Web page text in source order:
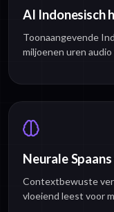
AI Indonesisch
Toonaangevende
miljoenen uren
Neurale
Contextbewuste
vloeiend leest voor